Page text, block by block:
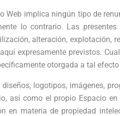
Web implica ningún tipo de
lo contrario. Las
alteración,
expresamente previstos.
otorgada a tal
logotipos, imágenes,
así como el propio Espacio
en materia de propiedad